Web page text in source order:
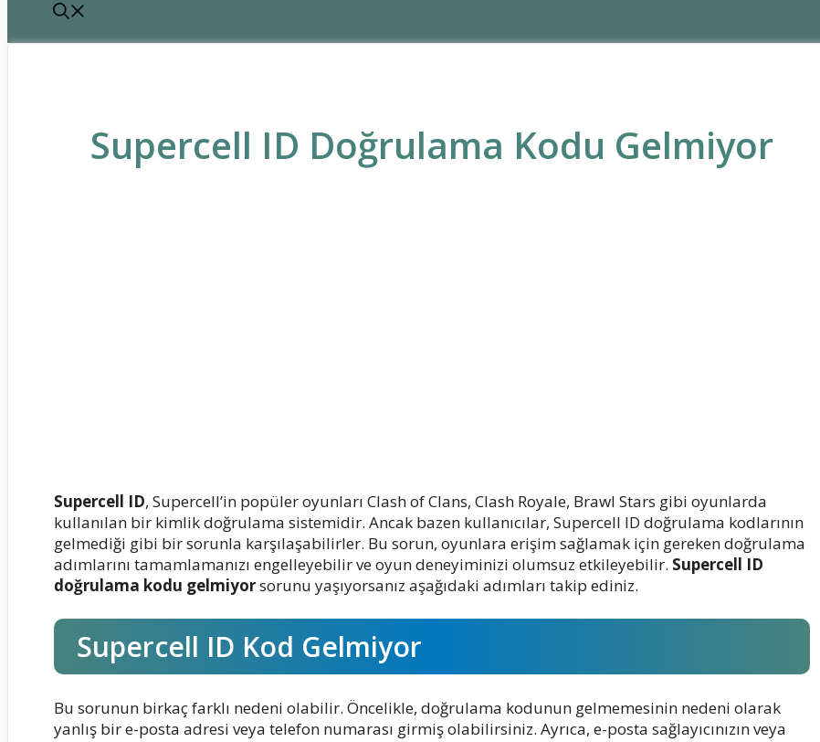
Supercell ID Doğrulama Kodu Gelmiyor
Supercell ID, Supercell’in popüler oyunları Clash of Clans, Clash Royale, Brawl Stars gibi oyunlarda
kullanılan bir kimlik doğrulama sistemidir. Ancak bazen kullanıcılar, Supercell ID doğrulama kodlarının
gelmediği gibi bir sorunla karşılaşabilirler. Bu sorun, oyunlara erişim sağlamak için gereken doğrulama
adımlarını tamamlamanızı engelleyebilir ve oyun deneyiminizi olumsuz etkileyebilir. Supercell ID
doğrulama kodu gelmiyorsorunu yaşıyorsanız aşağıdaki adımları takip ediniz.
Supercell ID Kod Gelmiyor
Bu sorunun birkaç farklı nedeni olabilir. Öncelikle, doğrulama kodunun gelmemesinin nedeni olarak
yanlış bir e-posta adresi veya telefon numarası girmiş olabilirsiniz. Ayrıca, e-posta sağlayıcınızın veya